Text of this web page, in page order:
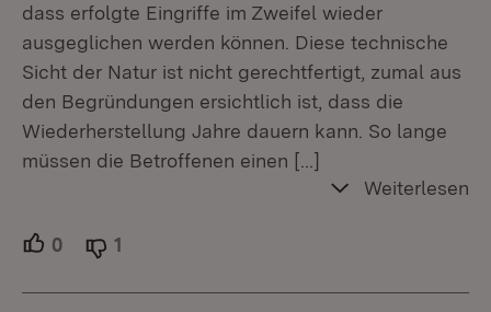
dass erfolgte Eingriffe im Zweifel wieder
ausgeglichen werden können. Diese technische
Sicht der Natur ist nicht gerechtfertigt, zumal aus
den Begründungen ersichtlich ist, dass die
Wiederherstellung Jahre dauern kann. So lange
müssen die Betroffenen einen […]
Weiterlesen
0 Unterstützer.
1